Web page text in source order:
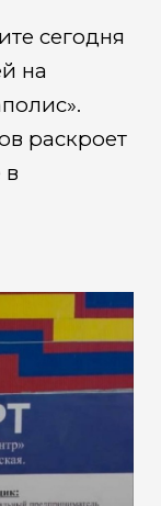
сегодня
на
раскроет
в